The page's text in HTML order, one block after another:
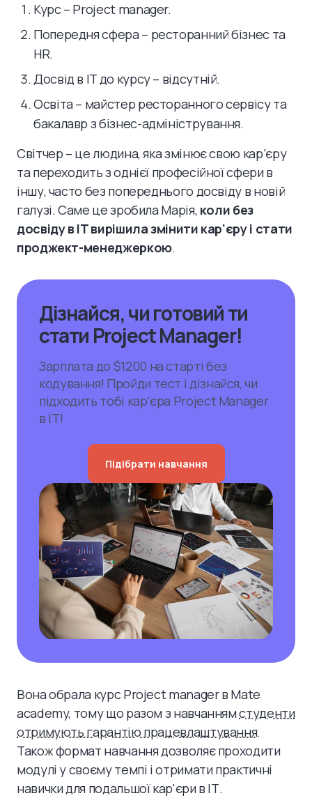
Курс – Project manager‍.
Попередня сфера – ресторанний бізнес та
HR.
Досвід в IT до курсу – відсутній.
Освіта – майстер ресторанного сервісу та
бакалавр з бізнес-адміністрування.
Світчер – це людина, яка змінює свою кар’єру
та переходить з однієї професійної сфери в
іншу, часто без попереднього досвіду в новій
галузі. Саме це зробила Марія, коли без
досвіду в IT вирішила змінити кар'єру і стати
проджект-менеджеркою.
Дізнайся, чи готовий ти
стати Project Manager!
Зарплата до $1200 на старті без
кодування! Пройди тест і дізнайся, чи
підходить тобі кар'єра Project Manager
в ІТ!
Підібрати навчання
Вона обрала курс Project manager в Mate
academy, тому що разом з навчаннямстуденти
отримують гарантію працевлаштування.
Також формат навчання дозволяє проходити
модулі у своєму темпі і отримати практичні
навички для подальшої кар'єри в ІТ.